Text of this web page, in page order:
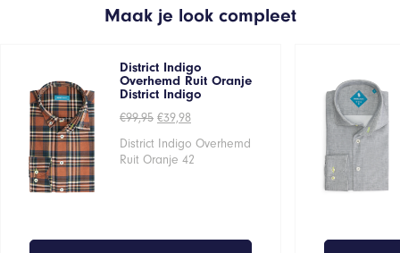
Maak je look compleet
District Indigo
Overhemd Ruit Oranje
District Indigo
€99,95 Oorspronkelijke
was:
€99,95.
€39,98Huidige
is:
€39,98.
District Indigo Overhemd
Ruit Oranje 42